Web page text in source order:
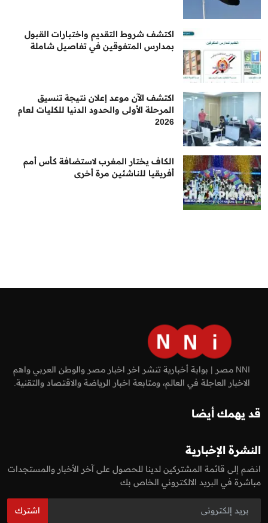
اكتشف شروط التقديم واختبارات القبول
بمدارس المتفوقين في تفاصيل شاملة
اكتشف الآن موعد إعلان نتيجة تنسيق
المرحلة الأولى والحدود الدنيا للكليات لعام
2026
الكاف يختار المغرب لاستضافة كأس أمم
أفريقيا للناشئين مرة أخرى
NNI مصر | بوابة أخبارية تنشر اخر اخبار مصر والوطن العربي واهم
الاخبار العاجلة في العالم، ومتابعة اخبار الرياضة والاقتصاد والتقنية.
قد يهمك أيضا
النشرة الإخبارية
انضم إلى قائمة المشتركين لدينا للحصول على آخر الأخبار والمستجدات
مباشرة في البريد الالكتروني الخاص بك
اشترك